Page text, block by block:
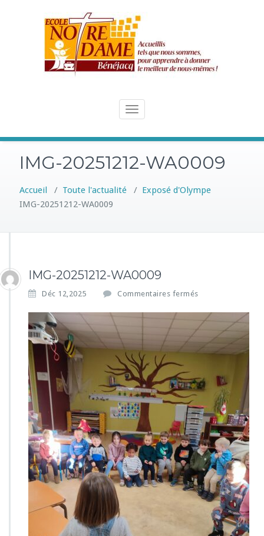
Toggle
IMG-20251212-WA0009
Accueil / Toute l'actualité / Exposé d'Olympe
IMG-20251212-WA0009
IMG-20251212-WA0009
Déc 12,2025 Commentaires fermés
M
G
2
0
5
1
2
1
2
-
W
A